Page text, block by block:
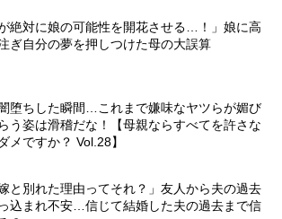
が絶対に娘の可能性を開花させる…！」娘に高
ぎ自分の夢を押しつけた母の大誤算
堕ちした瞬間…これまで嫌味なヤツらが媚び
う姿は滑稽だな！【母親ならすべてを許さな
メですか？ Vol.28】
嫁と別れた理由ってそれ？」友人から夫の過去
込まれ不安…信じて結婚した夫の過去まで信